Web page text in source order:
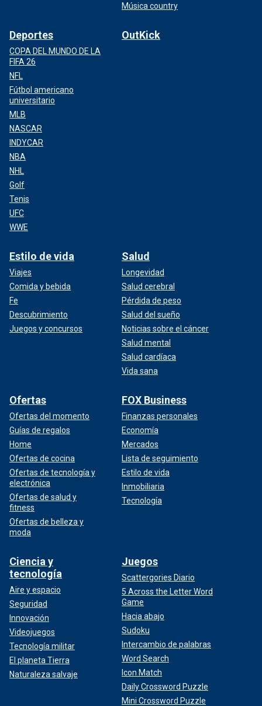
Música country
Deportes
COPA DEL MUNDO DE LA
FIFA 26
NFL
Fútbol americano
universitario
MLB
NASCAR
INDYCAR
NBA
NHL
Golf
Tenis
UFC
WWE
OutKick
Estilo de vida
Viajes
Comida y bebida
Fe
Descubrimiento
Juegos y concursos
Salud
Longevidad
Salud cerebral
Pérdida de peso
Salud del sueño
Noticias sobre el cáncer
Salud mental
Salud cardíaca
Vida sana
Ofertas
Ofertas del momento
Guías de regalos
Home
Ofertas de cocina
Ofertas de tecnología y
electrónica
Ofertas de salud y
fitness
Ofertas de belleza y
moda
FOX Business
Finanzas personales
Economía
Mercados
Lista de seguimiento
Estilo de vida
Inmobiliaria
Tecnología
Ciencia y
tecnología
Aire y espacio
Seguridad
Innovación
Videojuegos
Tecnología militar
El planeta Tierra
Naturaleza salvaje
Juegos
Scattergories Diario
5 Across the Letter Word
Game
Hacia abajo
Sudoku
Intercambio de palabras
Word Search
Icon Match
Daily Crossword Puzzle
Mini Crossword Puzzle